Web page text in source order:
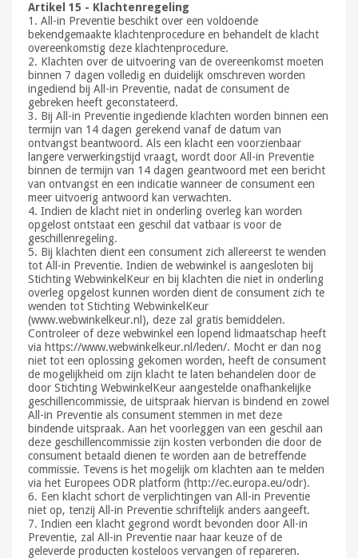
Artikel 15 - Klachtenregeling
1. All-in Preventie beschikt over een voldoende
bekendgemaakte klachtenprocedure en behandelt de klacht
overeenkomstig deze klachtenprocedure.
2. Klachten over de uitvoering van de overeenkomst moeten
binnen 7 dagen volledig en duidelijk omschreven worden
ingediend bij All-in Preventie, nadat de consument de
gebreken heeft geconstateerd.
3. Bij All-in Preventie ingediende klachten worden binnen een
termijn van 14 dagen gerekend vanaf de datum van
ontvangst beantwoord. Als een klacht een voorzienbaar
langere verwerkingstijd vraagt, wordt door All-in Preventie
binnen de termijn van 14 dagen geantwoord met een bericht
van ontvangst en een indicatie wanneer de consument een
meer uitvoerig antwoord kan verwachten.
4. Indien de klacht niet in onderling overleg kan worden
opgelost ontstaat een geschil dat vatbaar is voor de
geschillenregeling.
5. Bij klachten dient een consument zich allereerst te wenden
tot All-in Preventie. Indien de webwinkel is aangesloten bij
Stichting WebwinkelKeur en bij klachten die niet in onderling
overleg opgelost kunnen worden dient de consument zich te
wenden tot Stichting WebwinkelKeur
(www.webwinkelkeur.nl), deze zal gratis bemiddelen.
Controleer of deze webwinkel een lopend lidmaatschap heeft
via https://www.webwinkelkeur.nl/leden/. Mocht er dan nog
niet tot een oplossing gekomen worden, heeft de consument
de mogelijkheid om zijn klacht te laten behandelen door de
door Stichting WebwinkelKeur aangestelde onafhankelijke
geschillencommissie, de uitspraak hiervan is bindend en zowel
All-in Preventie als consument stemmen in met deze
bindende uitspraak. Aan het voorleggen van een geschil aan
deze geschillencommissie zijn kosten verbonden die door de
consument betaald dienen te worden aan de betreffende
commissie. Tevens is het mogelijk om klachten aan te melden
via het Europees ODR platform (http://ec.europa.eu/odr).
6. Een klacht schort de verplichtingen van All-in Preventie
niet op, tenzij All-in Preventie schriftelijk anders aangeeft.
7. Indien een klacht gegrond wordt bevonden door All-in
Preventie, zal All-in Preventie naar haar keuze of de
geleverde producten kosteloos vervangen of repareren.